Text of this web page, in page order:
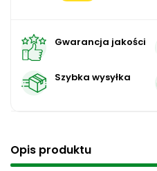
Gwarancja jakości
Szybka wysyłka
Opis produktu